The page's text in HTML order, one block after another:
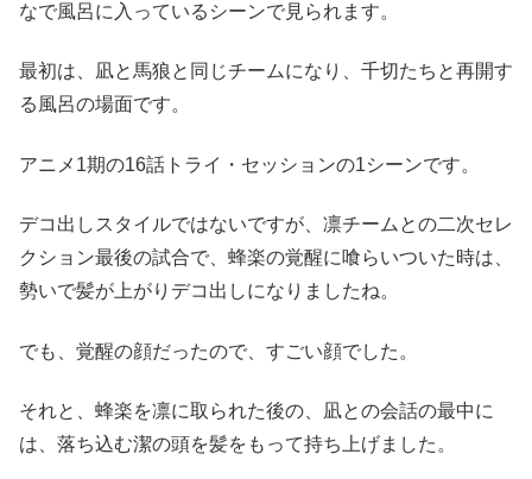
なで風呂に入っているシーンで見られます。
最初は、凪と馬狼と同じチームになり、千切たちと再開す
る風呂の場面です。
アニメ1期の16話トライ・セッションの1シーンです。
デコ出しスタイルではないですが、凛チームとの二次セレ
クション最後の試合で、蜂楽の覚醒に喰らいついた時は、
勢いで髪が上がりデコ出しになりましたね。
でも、覚醒の顔だったので、すごい顔でした。
それと、蜂楽を凛に取られた後の、凪との会話の最中に
は、落ち込む潔の頭を髪をもって持ち上げました。